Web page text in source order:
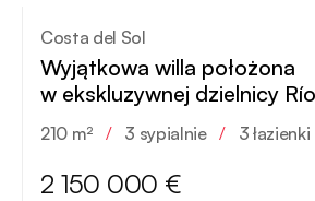
Costa del Sol
Wyjątkowa willa położona
w ekskluzywnej dzielnicy
w pobliżu Marbelli
210 m² / 3 sypialnie / 3 łazienki
2 150 000 €